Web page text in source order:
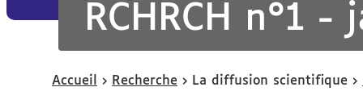
RCHRCH n°1 -
Vous
Accueil Recherche La diffusion scientifique